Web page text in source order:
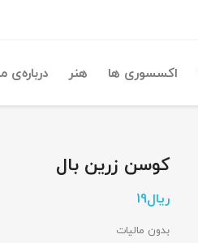
اکسسوری ها هنر درباره‌ی
کوسن زرین بال
بدون مالیات